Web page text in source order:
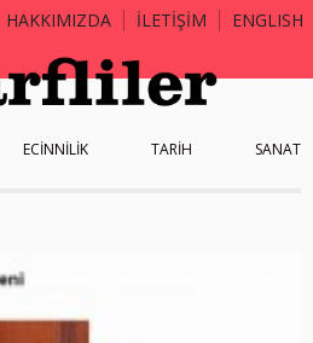
HAKKIMIZDA İLETİŞİM ENGLISH
ECİNNİLİK TARİH SANAT